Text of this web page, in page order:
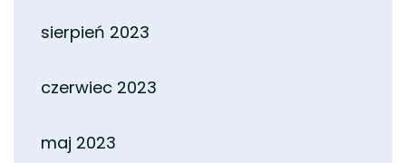
sierpień 2023
czerwiec 2023
maj 2023